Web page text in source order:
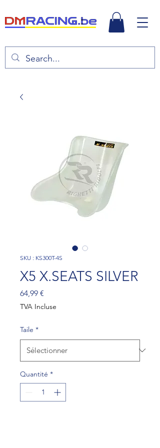
SKU : KS300T-4S
X5 X.SEATS SILVER
64,99 €
TVA Incluse
Taile *
Quantité *